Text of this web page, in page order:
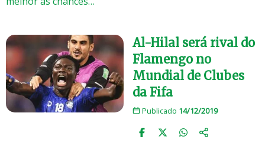
Al-Hilal será rival do
Flamengo no
Mundial de Clubes
da Fifa
Publicado 14/12/2019